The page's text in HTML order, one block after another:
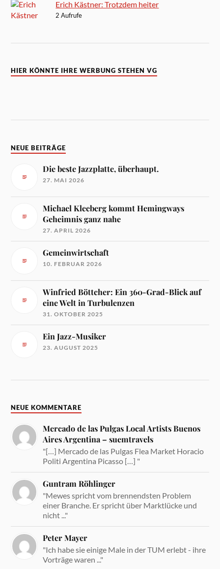
Erich Kästner: Trotzdem heiter
2 Aufrufe
HIER KÖNNTE IHRE WERBUNG STEHEN VG
NEUE BEITRÄGE
Die beste Jazzplatte, überhaupt.
27. MAI 2026
Michael Kleeberg kommt Hemingways
Geheimnis ganz nahe
27. APRIL 2026
Gemeinwirtschaft
10. FEBRUAR 2026
Winfried Böttcher: Ein 360-Grad-Blick auf
eine Welt in Turbulenzen
31. OKTOBER 2025
Ein Jazz-Musiker
23. AUGUST 2025
NEUE KOMMENTARE
Mercado de las Pulgas Local Artists Buenos
Aires Argentina – suemtravels
"[…] Mercado de las Pulgas Flea Market Horacio
Politi Argentina Picasso […] "
Guntram Röhlinger
"Mewes spricht vom brennendsten Problem
einer Branche. Er spricht über Marktlücke und
nicht ..."
Peter Mayer
"Ich habe sie einige Male in der TUM erlebt - ihre
Vorträge waren ..."